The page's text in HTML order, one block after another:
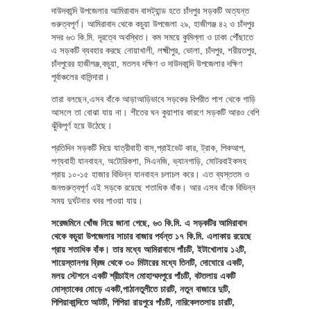
দাউদকান্দি উপজেলার আমিরাবাদ বাসট্যান্ড হতে চাঁদপুর সড়কটি অত্যন্ত
গুরুত্বপূর্ণ। আমিরাবাদ থেকে কচুয়া উপজেলা ২৯, হাজীগঞ্জ ৪২ ও চাঁদপুর
সদর ৬৩ কি.মি. দূরত্বে অবস্থিত। কম সময়ে কুমিল্লা ও ঢাকা পৌঁছাতে
এ সড়কটি ব্যবহার করছে নোয়াখালী, লক্ষ্মীপুর, ভোলা, চাঁদপুর, শরীয়তপুর,
চাঁদপুরের হাজীগঞ্জ,কচুয়া, মতলব দক্ষিণ ও দাউদকান্দি উপজেলার দক্ষিণ
পূর্বাঞ্চলের বাসিন্দারা।
তারা বলছেন,এসব বাঁকে আড়াআড়িভাবে সড়কের বিপরীত পাশ থেকে গাড়ি
আসলে তা বোঝা যায় না। শীতের ঘন কুয়াশার কারণে সড়কটি আরও বেশি
ঝুঁকিপূর্ণ হয়ে উঠেছে।
প্রতিদিন সড়কটি দিয়ে যাত্রীবাহী বাস,প্রাইভেট কার, ট্রাক, পিকআপ,
পণ্যবাহী যানবাহন, অটোরিকশা, সিএনজি, ভ্যানগাড়ি, মোটরবাইকসহ
প্রায় ১০-১৫ হাজার বিভিন্ন যানবাহন চলাচল করে। এত ব্যস্ততম ও
জনগুরুত্বপূর্ণ এই সড়কে রয়েছে শতাধিক বাঁক। আর এসব বাঁকে বিভিন্ন
সময় দুর্ঘটনার খবর পাওয়া যায়।
সরেজমিনে খোঁজ নিয়ে জানা গেছে, ৬৩ কি.মি. এ সড়কটির আমিরাবাদ
থেকে কচুয়া উপজেলার সাচার বাজার পর্যন্ত ১৭ কি.মি. এলাকায় রয়েছে
প্রায় শতাধিক বাঁক। তার মধ্যে আমিরাবাদে পাঁচটি, ইটাখোলায় ১২টি,
শায়েস্তানগর ব্রিজ থেকে ৩০ মিটারের মধ্যে তিনটি, দোঘোরে একটি,
মলয় স্টেশনে একটি শ্রীচাইল মোহাম্মদপুরে পাঁচটি, বটতলায় একটি
মোস্তাকের মোড়ে একটি,পাঠানতুলীতে চারটি, নতুন বাজারে দুটি,
পিপিয়াকান্দিতে আটটি, পিপিয়া রায়পুরে পাঁচটি, নারিকেলতলায় চারটি,